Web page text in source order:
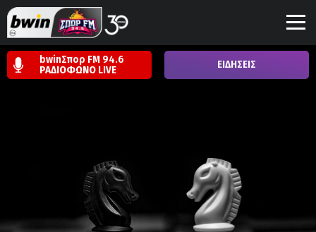
bwinΣπορ FM 94.6
ΡΑΔΙΟΦΩΝΟ LIVE ΕΙΔΗΣΕΙΣ